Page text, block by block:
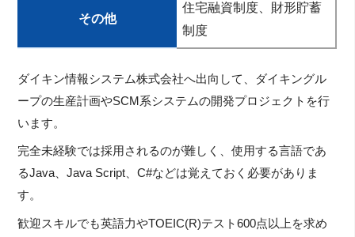
その他
住宅融資制度、財形貯蓄
制度
ダイキン情報システム株式会社へ出向して、ダイキングル
ープの生産計画やSCM系システムの開発プロジェクトを行
います。
完全未経験では採用されるのが難しく、使用する言語であ
るJava、Java Script、C#などは覚えておく必要がありま
す。
歓迎スキルでも英語力やTOEIC(R)テスト600点以上を求め